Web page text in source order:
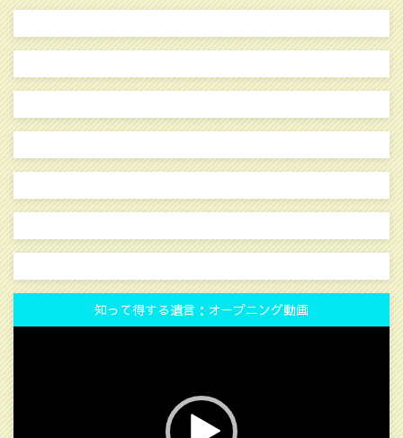
知って得する遺言：オープニング動画
動
画
プ
レ
ー